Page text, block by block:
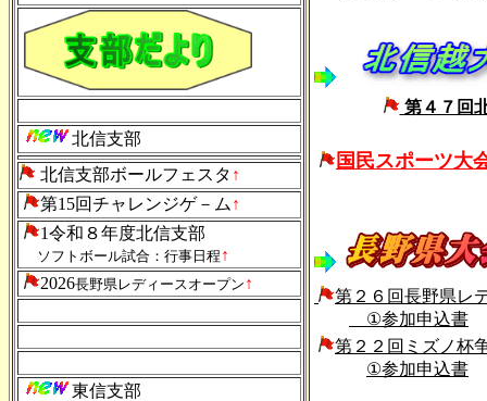
北信支部
北信支部ボールフェスタ ↑
第15回チャレンジゲ－ム ↑
1令和８年度北信支部
ソフトボール試合：行事日程 ↑
2026長野県レディースオープン ↑
東信支部
第４７回
国民スポーツ大
第２６回長野県レ
①参加申込書
第２２回ミズノ杯
①参加申込書